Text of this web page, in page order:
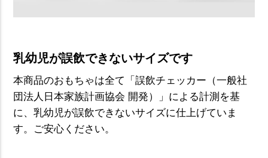
乳幼児が誤飲できないサイズです
本商品のおもちゃは全て「誤飲チェッカー（一般社
団法人日本家族計画協会 開発）」による計測を基
に、乳幼児が誤飲できないサイズに仕上げていま
す。ご安心ください。